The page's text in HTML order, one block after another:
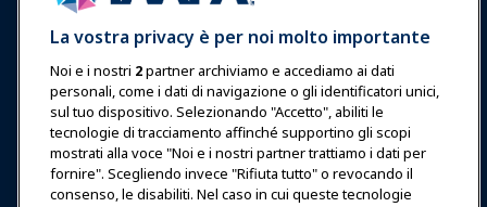
Unisciti ora
Premi Carriere
Contatto
Esposizioni & Eventi
Notizie & Funworld
La vostra privacy è per noi molto importante
Noi e i nostri 2partner archiviamo e accediamo ai dati
personali, come i dati di navigazione o gli identificatori unici,
sul tuo dispositivo. Selezionando "Accetto", abiliti le
tecnologie di tracciamento affinché supportino gli scopi
mostrati alla voce "Noi e i nostri partner trattiamo i dati per
fornire". Scegliendo invece "Rifiuta tutto" o revocando il
consenso, le disabiliti. Nel caso in cui queste tecnologie